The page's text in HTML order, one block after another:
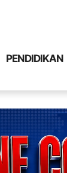
PENDIDIKAN